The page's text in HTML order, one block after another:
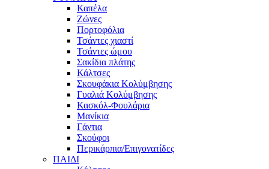
Καπέλα
Ζώνες
Πορτοφόλια
Τσάντες χιαστί
Τσάντες ώμου
Σακίδια πλάτης
Κάλτσες
Σκουφάκια Κολύμβησης
Γυαλιά Κολύμβησης
Κασκόλ-Φουλάρια
Μανίκια
Γάντια
Σκούφοι
Περικάρπια/Επιγονατίδες
ΠΑΙΔΙ